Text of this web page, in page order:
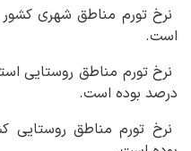
است.
درصد بوده است.